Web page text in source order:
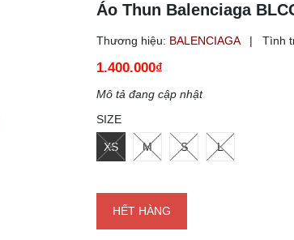
Áo Thun Balenciaga
Thương hiệu: BALENCIAGA | Tình
1.400.000₫
Mô tả đang cập nhật
SIZE
XS M S L
HẾT HÀNG